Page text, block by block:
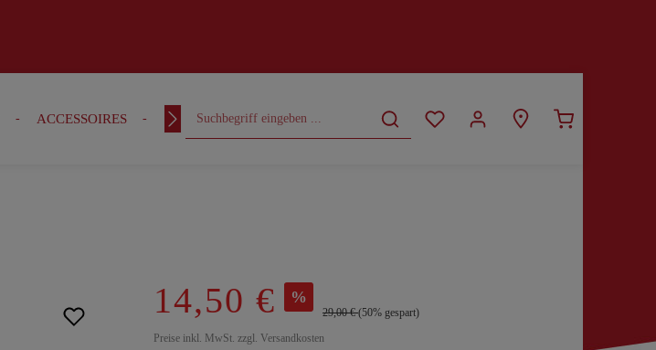
ACCESSOIRES OUTFITS CURVY
14,50 € %
29,00 €(50% gespart)
Preise inkl. MwSt. zzgl. Versandkosten